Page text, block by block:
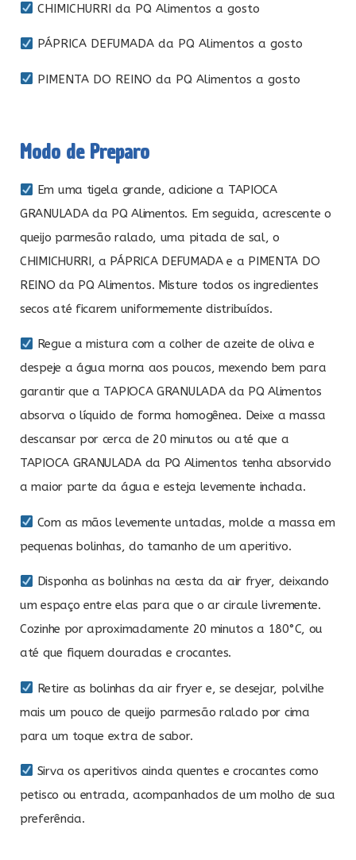
CHIMICHURRI da PQ Alimentos a gosto
PÁPRICA DEFUMADA da PQ Alimentos a gosto
PIMENTA DO REINO da PQ Alimentos a gosto
Modo de Preparo
Em uma tigela grande, adicione a TAPIOCA
GRANULADA da PQ Alimentos. Em seguida, acrescente o
queijo parmesão ralado, uma pitada de sal, o
CHIMICHURRI, a PÁPRICA DEFUMADA e a PIMENTA DO
REINO da PQ Alimentos. Misture todos os ingredientes
secos até ficarem uniformemente distribuídos.
Regue a mistura com a colher de azeite de oliva e
despeje a água morna aos poucos, mexendo bem para
garantir que a TAPIOCA GRANULADA da PQ Alimentos
absorva o líquido de forma homogênea. Deixe a massa
descansar por cerca de 20 minutos ou até que a
TAPIOCA GRANULADA da PQ Alimentos tenha absorvido
a maior parte da água e esteja levemente inchada.
Com as mãos levemente untadas, molde a massa em
pequenas bolinhas, do tamanho de um aperitivo.
Disponha as bolinhas na cesta da air fryer, deixando
um espaço entre elas para que o ar circule livremente.
Cozinhe por aproximadamente 20 minutos a 180°C, ou
até que fiquem douradas e crocantes.
Retire as bolinhas da air fryer e, se desejar, polvilhe
mais um pouco de queijo parmesão ralado por cima
para um toque extra de sabor.
Sirva os aperitivos ainda quentes e crocantes como
petisco ou entrada, acompanhados de um molho de sua
preferência.